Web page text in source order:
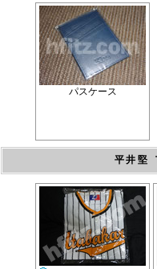
パスケース
平井堅